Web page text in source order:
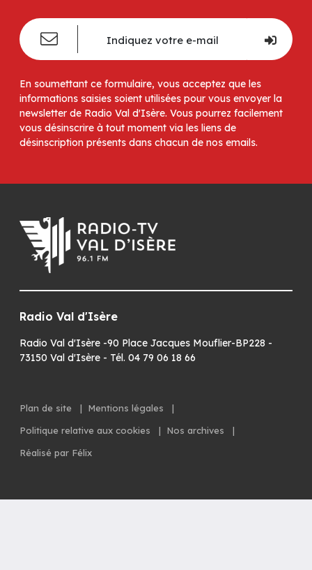
En soumettant ce formulaire, vous acceptez que les
informations saisies soient utilisées pour vous envoyer la
newsletter de Radio Val d'Isère. Vous pourrez facilement
vous désinscrire à tout moment via les liens de
désinscription présents dans chacun de nos emails.
Radio Val d'Isère
Radio Val d'Isère -90 Place Jacques Mouflier-BP228 -
73150 Val d'Isère - Tél. 04 79 06 18 66
Plan de site | Mentions légales
|
Politique relative aux cookies
| Nos archives
|
Réalisé par Félix